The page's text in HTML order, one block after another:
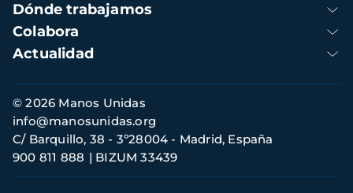
Dónde trabajamos
Colabora
Actualidad
Información
de
contacto
© 2026 Manos Unidas
C/ Barquillo, 38 - 3º28004 - Madrid, España
900 811 888
BIZUM 33439
info@manosunidas.org